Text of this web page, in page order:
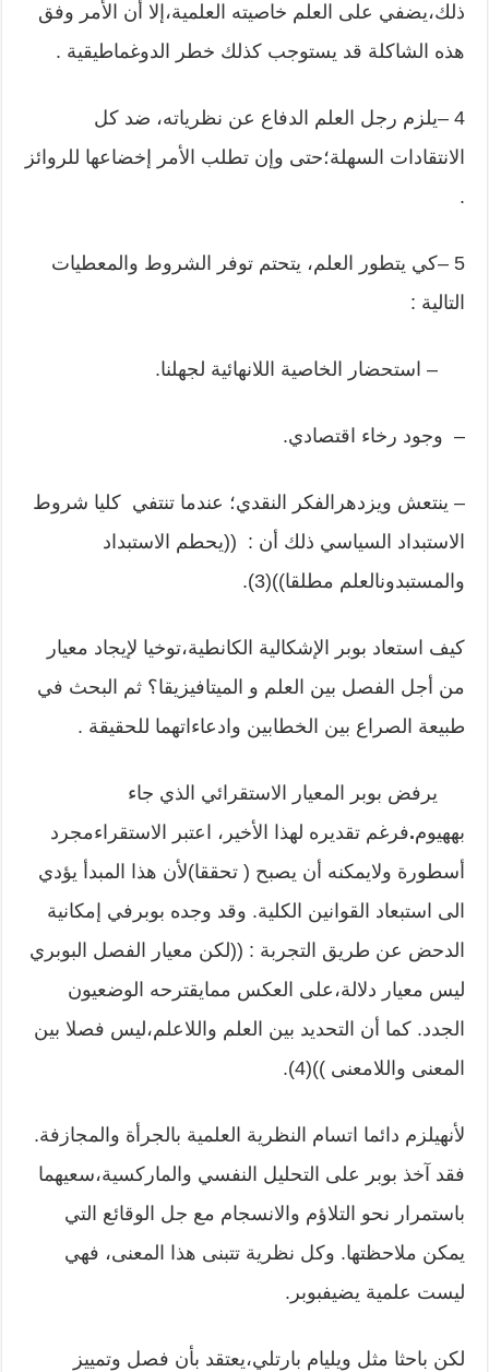
ذلك،يضفي على العلم خاصيته العلمية،إلا أن الأمر وفق
هذه الشاكلة قد يستوجب كذلك خطر الدوغماطيقية .
4 –يلزم رجل العلم الدفاع عن نظرياته، ضد كل
الانتقادات السهلة؛حتى وإن تطلب الأمر إخضاعها للروائز
.
5 –كي يتطور العلم، يتحتم توفر الشروط والمعطيات
التالية :
– استحضار الخاصية اللانهائية لجهلنا.
– وجود رخاء اقتصادي.
– ينتعش ويزدهرالفكر النقدي؛ عندما تنتفي كليا شروط
الاستبداد السياسي ذلك أن : ((يحطم الاستبداد
والمستبدونالعلم مطلقا))(3).
كيف استعاد بوبر الإشكالية الكانطية،توخيا لإيجاد معيار
من أجل الفصل بين العلم و الميتافيزيقا؟ ثم البحث في
طبيعة الصراع بين الخطابين وادعاءاتهما للحقيقة .
يرفض بوبر المعيار الاستقرائي الذي جاء
بههيوم.فرغم تقديره لهذا الأخير، اعتبر الاستقراءمجرد
أسطورة ولايمكنه أن يصبح ( تحققا)لأن هذا المبدأ يؤدي
الى استبعاد القوانين الكلية. وقد وجده بوبرفي إمكانية
الدحض عن طريق التجربة : ((لكن معيار الفصل البوبري
ليس معيار دلالة،على العكس ممايقترحه الوضعيون
الجدد. كما أن التحديد بين العلم واللاعلم،ليس فصلا بين
المعنى واللامعنى ))(4).
لأنهيلزم دائما اتسام النظرية العلمية بالجرأة والمجازفة.
فقد آخذ بوبر على التحليل النفسي والماركسية،سعيهما
باستمرار نحو التلاؤم والانسجام مع جل الوقائع التي
يمكن ملاحظتها. وكل نظرية تتبنى هذا المعنى، فهي
ليست علمية يضيفبوبر.
لكن باحثا مثل ويليام بارتلي،يعتقد بأن فصل وتمييز